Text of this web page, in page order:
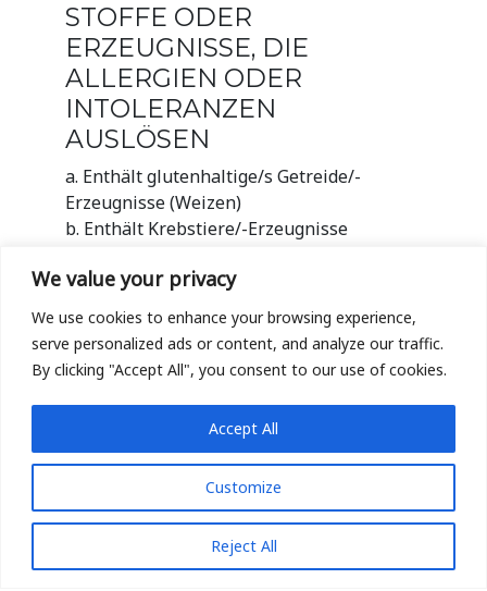
We value your privacy
We use cookies to enhance your browsing experience,
serve personalized ads or content, and analyze our traffic.
By clicking "Accept All", you consent to our use of cookies.
Customize
Reject All
Accept All
STOFFE ODER
ERZEUGNISSE, DIE
ALLERGIEN ODER
INTOLERANZEN
AUSLÖSEN
a. Enthält glutenhaltige/s Getreide/-
Erzeugnisse (Weizen)
b. Enthält Krebstiere/-Erzeugnisse
d. Enthält Fisch/-Erzeugnisse
e. Enthält Erdnüsse/-Erzeugnisse
f. Enthält Sojabohnen/-Erzeugnisse
g. Enthält Milch/-Erzeugnisse
(laktosehaltig)
h. Enthält Schalenfrüchte/Nüsse bzw.
i. Enthält Sellerie/-Erzeugnisse
j. Enthält Senf/-Erzeugnisse
k. Enthält Sesamsamen/-Erzeugnisse
l. Enthält Schwefeloxid/Sulfite
m. Enthält Lupine/-nerzeugnisse